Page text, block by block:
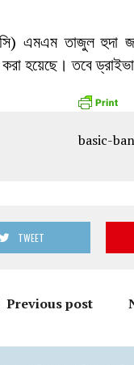
এমএম তাজুল হুদা
হয়েছে। তবে
TWEET
Previous post